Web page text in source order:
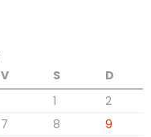
V S
D
1
2
7 8
9